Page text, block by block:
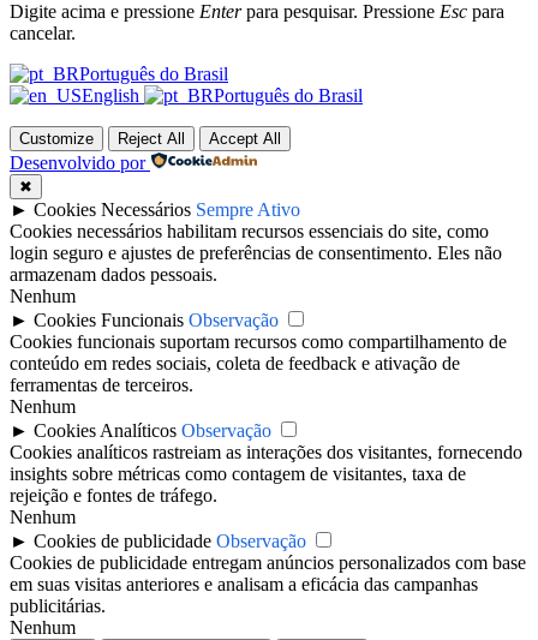
Digite acima e pressione Enterpara pesquisar. Pressione Esc para
cancelar.
Português do Brasil
English
Português do Brasil
Customize Reject All Accept All
Desenvolvido por
✖
► Cookies Necessários Sempre Ativo
Cookies necessários habilitam recursos essenciais do site, como
login seguro e ajustes de preferências de consentimento. Eles não
armazenam dados pessoais.
Nenhum
► Cookies Funcionais Observação
Cookies funcionais suportam recursos como compartilhamento de
conteúdo em redes sociais, coleta de feedback e ativação de
ferramentas de terceiros.
Nenhum
► Cookies Analíticos Observação
Cookies analíticos rastreiam as interações dos visitantes, fornecendo
insights sobre métricas como contagem de visitantes, taxa de
rejeição e fontes de tráfego.
Nenhum
► Cookies de publicidade Observação
Cookies de publicidade entregam anúncios personalizados com base
em suas visitas anteriores e analisam a eficácia das campanhas
publicitárias.
Nenhum